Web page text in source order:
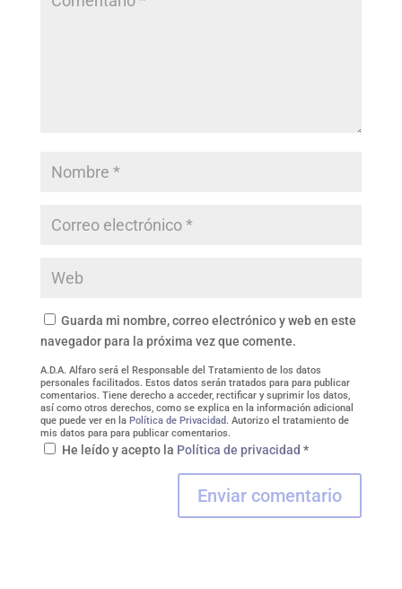
Guarda mi nombre, correo electrónico y web en este
navegador para la próxima vez que comente.
A.D.A. Alfaro será el Responsable del Tratamiento de los datos
personales facilitados. Estos datos serán tratados para para publicar
comentarios. Tiene derecho a acceder, rectificar y suprimir los datos,
así como otros derechos, como se explica en la información adicional
que puede ver en la Política de Privacidad. Autorizo el tratamiento de
mis datos para para publicar comentarios.
He leído y acepto la Política de privacidad *